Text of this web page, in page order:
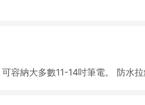
容納大多數11-14吋筆電。 防水拉